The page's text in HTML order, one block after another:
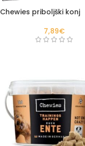
Chewies priboljški konj
7,89€